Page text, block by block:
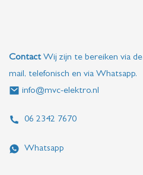
ContactWij zijn te bereiken via de
mail, telefonisch en via Whatsapp.
info@mvc-elektro.nl
06 2342 7670
Whatsapp